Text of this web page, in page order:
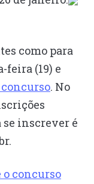
como para
feira (19) e
. No
inscrever é
o concurso